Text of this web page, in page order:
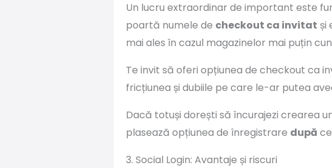
Un lucru extraordinar de important este
poartă numele de checkout ca invitat și
mai ales în cazul magazinelor mai puțin
Te invit să oferi opțiunea de checkout ca
fricțiunea și dubiile pe care le-ar putea
Dacă totuși dorești să încurajezi crearea
plasează opțiunea de înregistrare după
3. Social Login: Avantaje și riscuri